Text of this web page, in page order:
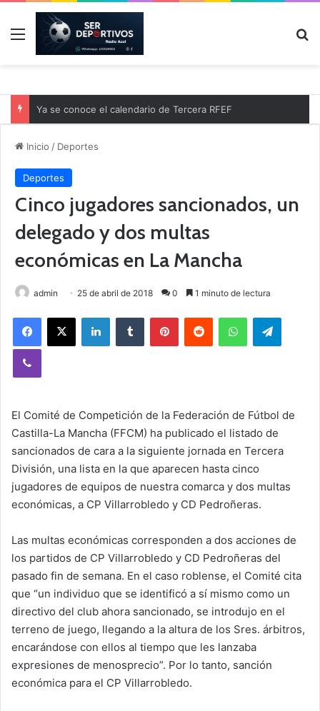
Menú
Ya se conoce el calendario de Tercera RFEF
Inicio / Deportes
Deportes
Cinco jugadores sancionados, un
delegado y dos multas
económicas en La Mancha
admin 25 de abril de 2018 0 1 minuto de lectura
El Comité de Competición de la Federación de Fútbol de
Castilla-La Mancha (FFCM) ha publicado el listado de
sancionados de cara a la siguiente jornada en Tercera
División, una lista en la que aparecen hasta cinco
jugadores de equipos de nuestra comarca y dos multas
económicas, a CP Villarrobledo y CD Pedroñeras.
Las multas económicas corresponden a dos acciones de
los partidos de CP Villarrobledo y CD Pedroñeras del
pasado fin de semana. En el caso roblense, el Comité cita
que “un individuo que se identificó a sí mismo como un
directivo del club ahora sancionado, se introdujo en el
terreno de juego, llegando a la altura de los Sres. árbitros,
encarándose con ellos al tiempo que les lanzaba
expresiones de menosprecio”. Por lo tanto, sanción
económica para el CP Villarrobledo.